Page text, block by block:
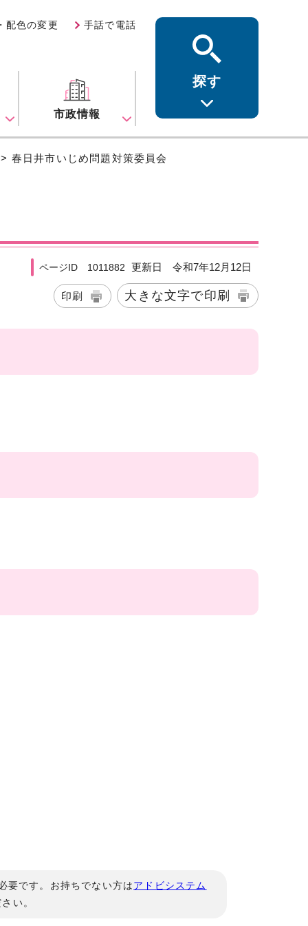
配色の変更 手話で電話
市政情報
探す
> 春日井市いじめ問題対策委員会
ページID 1011882 更新日 令和7年12月12日
印刷 大きな文字で印刷
要です。お持ちでない方はアドビシステム
い。